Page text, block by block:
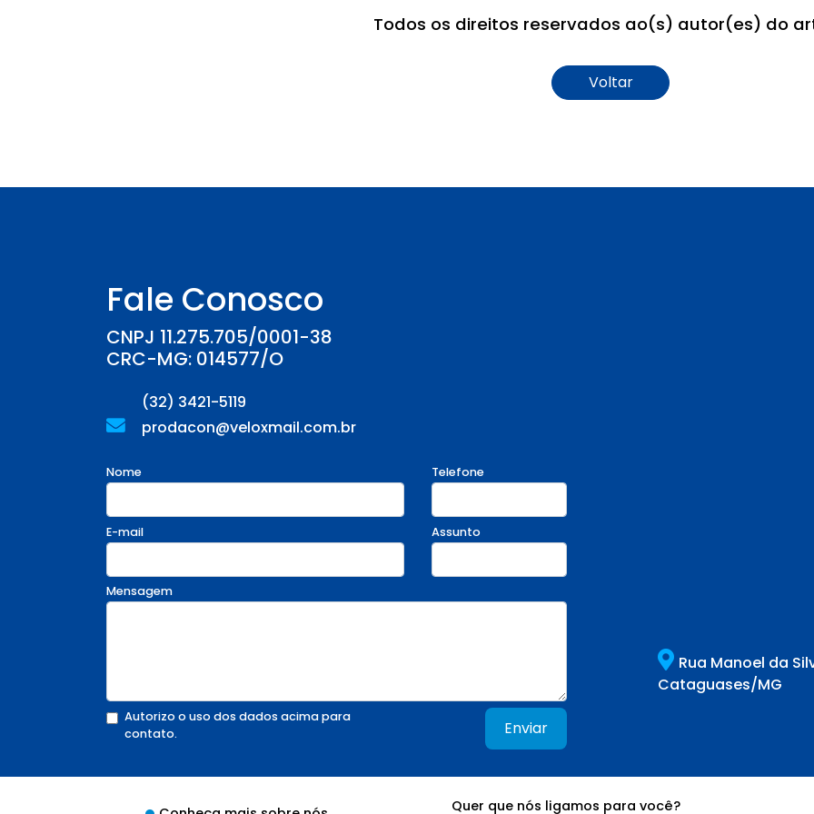
Todos os direitos reservados ao(s) autor(es) do
Voltar
Fale Conosco
CNPJ 11.275.705/0001-38
CRC-MG: 014577/O
(32) 3421-5119
prodacon@veloxmail.com.br
Nome Telefone
E-mail Assunto
Mensagem
Autorizo o uso dos dados acima para
contato.
Enviar
Rua Manoel da
Cataguases/MG
Quer que nós ligamos para você?